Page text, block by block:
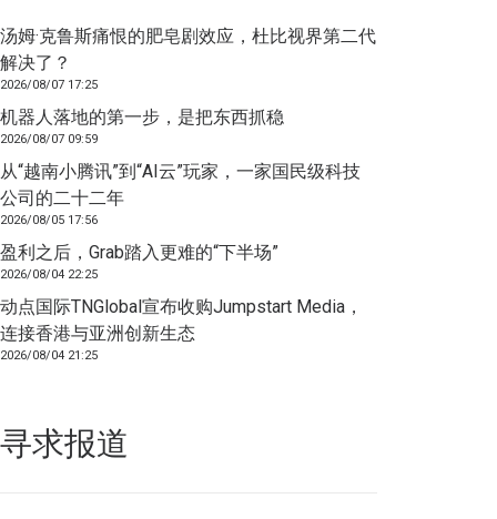
汤姆·克鲁斯痛恨的肥皂剧效应，杜比视界第二代
解决了？
2026/08/07 17:25
机器人落地的第一步，是把东西抓稳
2026/08/07 09:59
从“越南小腾讯”到“AI云”玩家，一家国民级科技
公司的二十二年
2026/08/05 17:56
盈利之后，Grab踏入更难的“下半场”
2026/08/04 22:25
动点国际TNGlobal宣布收购Jumpstart Media，
连接香港与亚洲创新生态
2026/08/04 21:25
寻求报道